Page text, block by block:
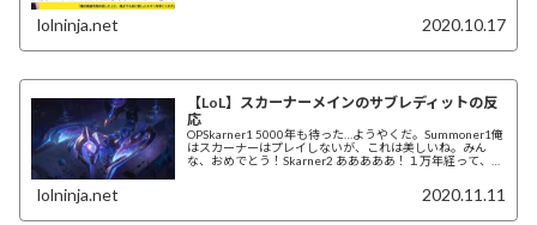
lolninja.net 2020.10.17
【LoL】スカーナーメインのサブレディットの反
応
OPSkarner1 5000年も待った…ようやくだ。Summoner1俺
はスカーナーはプレイしないが、これは美しいね。みん
な、おめでとう！Skarner2 あああああ！１万年経って、よ
lolninja.net 2020.11.11